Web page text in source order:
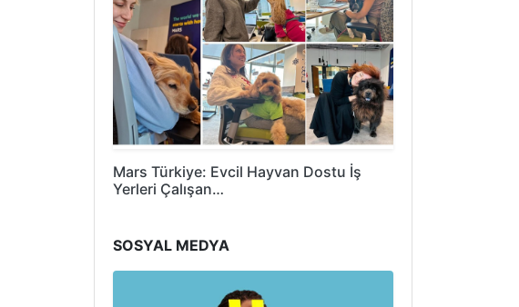
Mars Türkiye: Evcil Hayvan Dostu İş
Yerleri Çalışan…
SOSYAL MEDYA